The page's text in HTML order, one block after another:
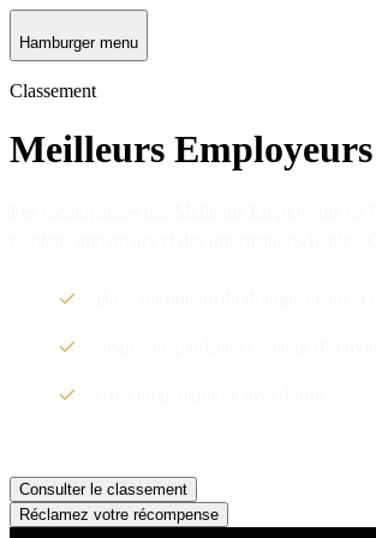
Hamburger menu
Classement
Meilleurs
Consulter le classement
Réclamez votre récompense